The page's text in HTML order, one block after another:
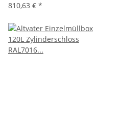
810,63 € *